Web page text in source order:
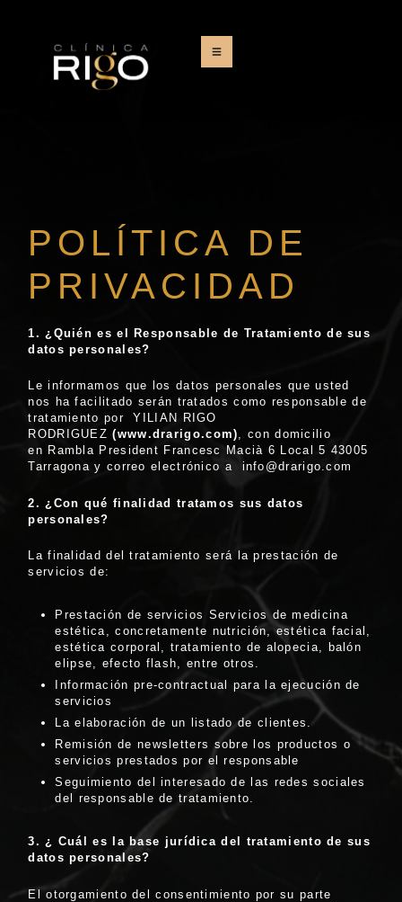
POLÍTICA DE
PRIVACIDAD
1. ¿ Quién es el Responsable de Tratamiento de sus
datos personales?
Le informamos que los datos personales que usted
nos ha facilitado serán tratados como responsable de
tratamiento por YILIAN RIGO
RODRIGUEZ (www.drarigo.com), con domicilio
en Rambla President Francesc Macià 6 Local 5 43005
Tarragona y correo electrónico a info@drarigo.com
2. ¿Con qué finalidad tratamos sus datos
personales?
La finalidad del tratamiento será la prestación de
servicios de:
Prestación de servicios Servicios de medicina
estética, concretamente nutrición, estética facial,
estética corporal, tratamiento de alopecia, balón
elipse, efecto flash, entre otros.
Información pre-contractual para la ejecución de
servicios
La elaboración de un listado de clientes.
Remisión de newsletters sobre los productos o
servicios prestados por el responsable
Seguimiento del interesado de las redes sociales
del responsable de tratamiento.
3.¿ Cuá l es la base jurídica del tratamiento de sus
datos personales?
El otorgamiento del consentimiento por su parte